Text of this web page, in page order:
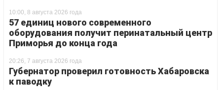
10:00, 8 августа 2026 года
57 единиц нового современного
оборудования получит перинатальный центр
Приморья до конца года
20:26, 7 августа 2026 года
Губернатор проверил готовность Хабаровска
к паводку